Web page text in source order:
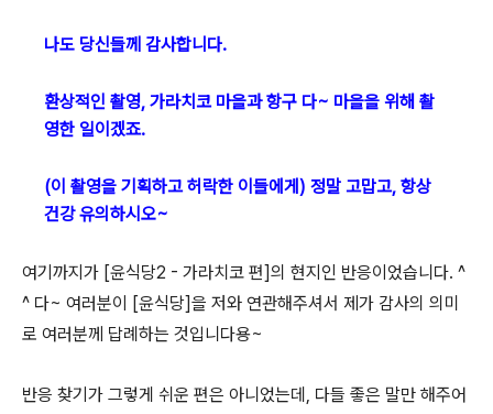
나도 당신들께 감사합니다.
환상적인 촬영, 가라치코 마을과 항구 다~ 마을을 위해 촬
영한 일이겠죠.
(이 촬영을 기획하고 허락한 이들에게) 정말 고맙고, 항상
건강 유의하시오~
여기까지가 [윤식당2 - 가라치코 편]의 현지인 반응이었습니다. ^
^ 다~ 여러분이 [윤식당]을 저와 연관해주셔서 제가 감사의 의미
로 여러분께 답례하는 것입니다용~
반응 찾기가 그렇게 쉬운 편은 아니었는데, 다들 좋은 말만 해주어